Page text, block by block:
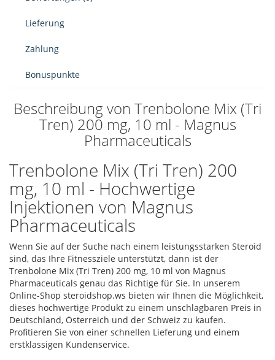
Lieferung
Zahlung
Bonuspunkte
Beschreibung von Trenbolone Mix (Tri
Tren) 200 mg, 10 ml - Magnus
Pharmaceuticals
Trenbolone Mix (Tri Tren) 200
mg, 10 ml - Hochwertige
Injektionen von Magnus
Pharmaceuticals
Wenn Sie auf der Suche nach einem leistungsstarken Steroid
sind, das Ihre Fitnessziele unterstützt, dann ist der
Trenbolone Mix (Tri Tren) 200 mg, 10 ml von Magnus
Pharmaceuticals genau das Richtige für Sie. In unserem
Online-Shop steroidshop.ws bieten wir Ihnen die Möglichkeit,
dieses hochwertige Produkt zu einem unschlagbaren Preis in
Deutschland, Österreich und der Schweiz zu kaufen.
Profitieren Sie von einer schnellen Lieferung und einem
erstklassigen Kundenservice.